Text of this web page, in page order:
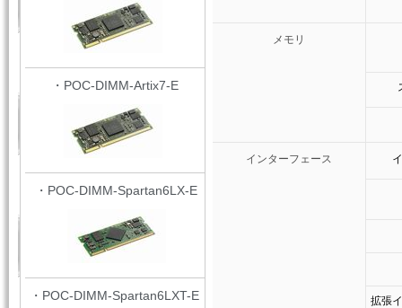
・POC-DIMM-Artix7-E
・POC-DIMM-Spartan6LX-E
・POC-DIMM-Spartan6LXT-E
メモリ
インターフェース
拡張